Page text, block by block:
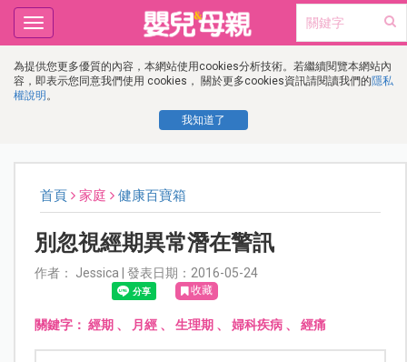
為提供您更多優質的內容，本網站使用cookies分析技術。若繼續閱覽本網站內
容，即表示您同意我們使用 cookies， 關於更多cookies資訊請閱讀我們的隱私
權說明 。
我知道了
Toggle
navigation
首頁 家庭 健康百寶箱
別忽視經期異常潛在警訊
作者： Jessica | 發表日期：2016-05-24
收藏
關鍵字： 經期 、 月經、 生理期 、 婦科疾病、 經痛